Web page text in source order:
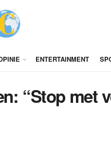
ENTERTAINMENT
“Stop met